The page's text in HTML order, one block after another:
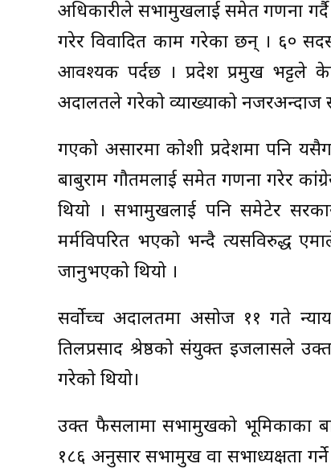
अधिकारीले सभामुखलाई समेत गणना
गरेर विवादित काम गरेका छन् । ६०
आवश्यक पर्दछ । प्रदेश प्रमुख भट्टले
अदालतले गरेको व्याख्याको नजरअन्दाज
गएको असारमा कोशी प्रदेशमा पनि
बाबुराम गौतमलाई समेत गणना गरेर
थियो । सभामुखलाई पनि समेटेर
मर्मविपरित भएको भन्दै त्यसविरुद्ध
जानुभएको थियो ।
सर्वोच्च अदालतमा असोज ११ गते
तिलप्रसाद श्रेष्ठको संयुक्त इजलासले
गरेको थियो।
उक्त फैसलामा सभामुखको भूमिकाका
१८६ अनुसार सभामुख वा सभाध्यक्षता